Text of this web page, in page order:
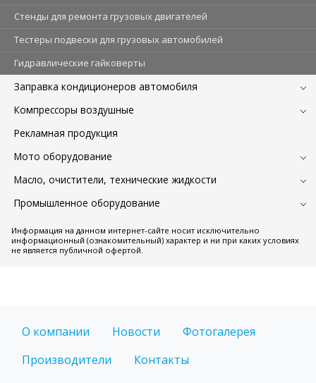
Стенды для ремонта грузовых двигателей
Тестеры подвески для грузовых автомобилей
Гидравлические гайковерты
Заправка кондиционеров автомобиля
Компрессоры воздушные
Рекламная продукция
Мото оборудование
Масло, очистители, технические жидкости
Промышленное оборудование
Информация на данном интернет-сайте носит исключительно
информационный (ознакомительный) характер и ни при каких условиях
не является публичной офертой.
О компании Новости
Фотогалерея
Производители
Контакты